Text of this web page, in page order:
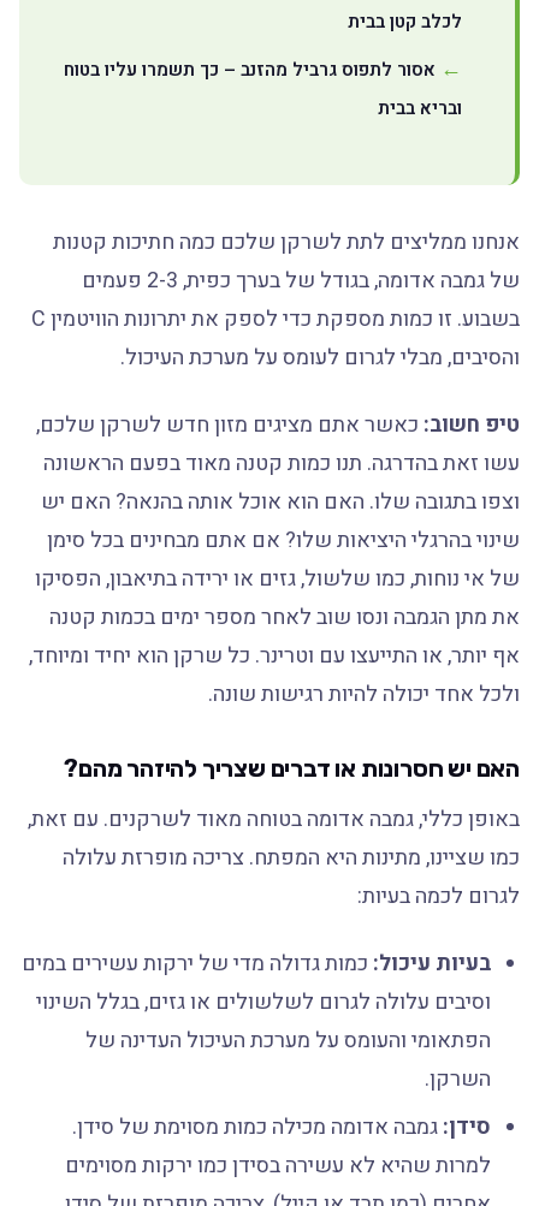
לכלב קטן בבית
אסור לתפוס גרביל מהזנב – כך תשמרו עליו בטוח
ובריא בבית
אנחנו ממליצים לתת לשרקן שלכם כמה חתיכות קטנות
של גמבה אדומה, בגודל של בערך כפית, 2-3 פעמים
בשבוע. זו כמות מספקת כדי לספק את יתרונות הוויטמין C
והסיבים, מבלי לגרום לעומס על מערכת העיכול.
טיפ חשוב:כאשר אתם מציגים מזון חדש לשרקן שלכם,
עשו זאת בהדרגה. תנו כמות קטנה מאוד בפעם הראשונה
וצפו בתגובה שלו. האם הוא אוכל אותה בהנאה? האם יש
שינוי בהרגלי היציאות שלו? אם אתם מבחינים בכל סימן
של אי נוחות, כמו שלשול, גזים או ירידה בתיאבון, הפסיקו
את מתן הגמבה ונסו שוב לאחר מספר ימים בכמות קטנה
אף יותר, או התייעצו עם וטרינר. כל שרקן הוא יחיד ומיוחד,
ולכל אחד יכולה להיות רגישות שונה.
האם יש חסרונות או דברים שצריך להיזהר מהם?
באופן כללי, גמבה אדומה בטוחה מאוד לשרקנים. עם זאת,
כמו שציינו, מתינות היא המפתח. צריכה מופרזת עלולה
לגרום לכמה בעיות:
בעיות עיכול:כמות גדולה מדי של ירקות עשירים במים
וסיבים עלולה לגרום לשלשולים או גזים, בגלל השינוי
הפתאומי והעומס על מערכת העיכול העדינה של
השרקן.
סידן:גמבה אדומה מכילה כמות מסוימת של סידן.
למרות שהיא לא עשירה בסידן כמו ירקות מסוימים